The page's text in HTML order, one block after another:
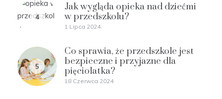
4
Jak wygląda opieka nad dziećmi
w przedszkolu?
1 Lipca 2024
5
Co sprawia, że przedszkole jest
bezpieczne i przyjazne dla
pięciolatka?
18 Czerwca 2024